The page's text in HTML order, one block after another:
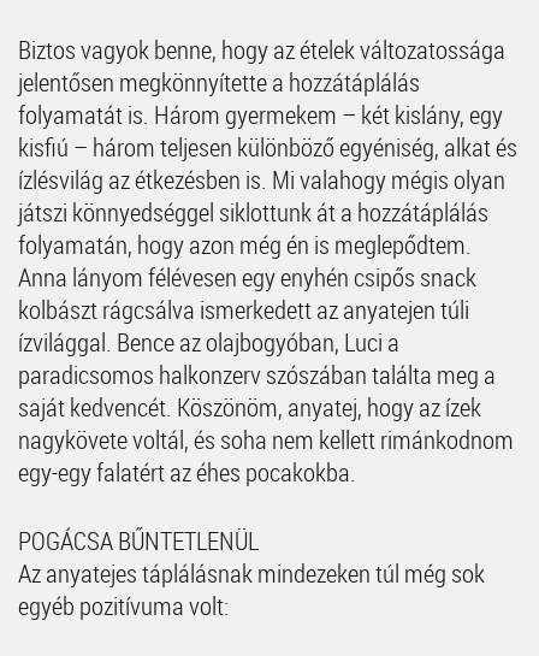
Biztos vagyok benne, hogy az ételek változatossága
jelentősen megkönnyítette a hozzátáplálás
folyamatát is. Három gyermekem – két kislány, egy
kisfiú – három teljesen különböző egyéniség, alkat és
ízlésvilág az étkezésben is. Mi valahogy mégis olyan
játszi könnyedséggel siklottunk át a hozzátáplálás
folyamatán, hogy azon még én is meglepődtem.
Anna lányom félévesen egy enyhén csipős snack
kolbászt rágcsálva ismerkedett az anyatejen túli
ízvilággal. Bence az olajbogyóban, Luci a
paradicsomos halkonzerv szószában találta meg a
saját kedvencét. Köszönöm, anyatej, hogy az ízek
nagykövete voltál, és soha nem kellett rimánkodnom
egy-egy falatért az éhes pocakokba.
POGÁCSA BŰNTETLENÜL
Az anyatejes táplálásnak mindezeken túl még sok
egyéb pozitívuma volt: